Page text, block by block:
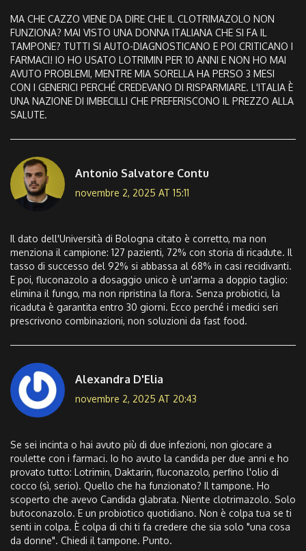
MA CHE CAZZO VIENE DA DIRE CHE IL CLOTRIMAZOLO NON
FUNZIONA? MAI VISTO UNA DONNA ITALIANA CHE SI FA IL
TAMPONE? TUTTI SI AUTO-DIAGNOSTICANO E POI CRITICANO I
FARMACI! IO HO USATO LOTRIMIN PER 10 ANNI E NON HO MAI
AVUTO PROBLEMI, MENTRE MIA SORELLA HA PERSO 3 MESI
CON I GENERICI PERCHÉ CREDEVANO DI RISPARMIARE. L'ITALIA È
UNA NAZIONE DI IMBECILLI CHE PREFERISCONO IL PREZZO ALLA
SALUTE.
Antonio Salvatore Contu
novembre 2, 2025 AT 15:11
Il dato dell'Università di Bologna citato è corretto, ma non
menziona il campione: 127 pazienti, 72% con storia di ricadute. Il
tasso di successo del 92% si abbassa al 68% in casi recidivanti.
E poi, fluconazolo a dosaggio unico è un'arma a doppio taglio:
elimina il fungo, ma non ripristina la flora. Senza probiotici, la
ricaduta è garantita entro 30 giorni. Ecco perché i medici seri
prescrivono combinazioni, non soluzioni da fast food.
Alexandra D'Elia
novembre 2, 2025 AT 20:43
Se sei incinta o hai avuto più di due infezioni, non giocare a
roulette con i farmaci. Io ho avuto la candida per due anni e ho
provato tutto: Lotrimin, Daktarin, fluconazolo, perfino l'olio di
cocco (sì, serio). Quello che ha funzionato? Il tampone. Ho
scoperto che avevo Candida glabrata. Niente clotrimazolo. Solo
butoconazolo. E un probiotico quotidiano. Non è colpa tua se ti
senti in colpa. È colpa di chi ti fa credere che sia solo "una cosa
da donne". Chiedi il tampone. Punto.